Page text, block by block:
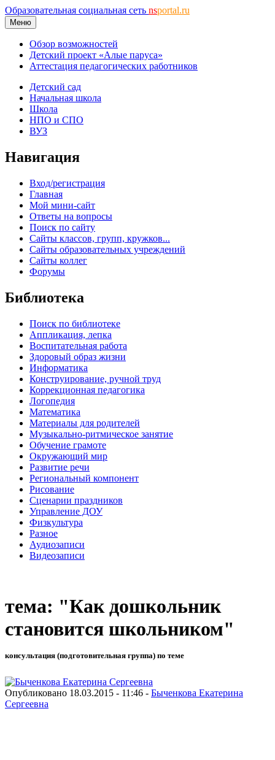
Образовательная социальная сеть nsportal.ru
Меню
Обзор возможностей
Детский проект «Алые паруса»
Аттестация педагогических работников
Детский сад
Начальная школа
Школа
НПО и СПО
ВУЗ
Навигация
Вход/регистрация
Главная
Мой мини-сайт
Ответы на вопросы
Поиск по сайту
Сайты классов, групп, кружков...
Сайты образовательных учреждений
Сайты коллег
Форумы
Библиотека
Поиск по библиотеке
Аппликация, лепка
Воспитательная работа
Здоровый образ жизни
Информатика
Конструирование, ручной труд
Коррекционная педагогика
Логопедия
Математика
Материалы для родителей
Музыкально-ритмическое занятие
Обучение грамоте
Окружающий мир
Развитие речи
Региональный компонент
Рисование
Сценарии праздников
Управление ДОУ
Физкультура
Разное
Аудиозаписи
Видеозаписи
тема: "Как дошкольник
становится школьником"
консультация (подготовительная группа) по теме
Опубликовано 18.03.2015 - 11:46 - Быченкова Екатерина
Сергеевна